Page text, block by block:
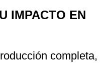
IMPACTO EN
completa,